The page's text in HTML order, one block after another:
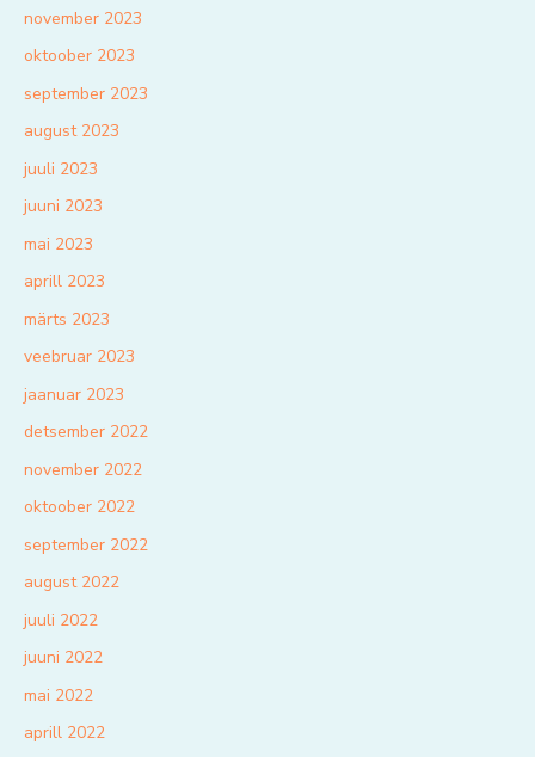
november 2023
oktoober 2023
september 2023
august 2023
juuli 2023
juuni 2023
mai 2023
aprill 2023
märts 2023
veebruar 2023
jaanuar 2023
detsember 2022
november 2022
oktoober 2022
september 2022
august 2022
juuli 2022
juuni 2022
mai 2022
aprill 2022